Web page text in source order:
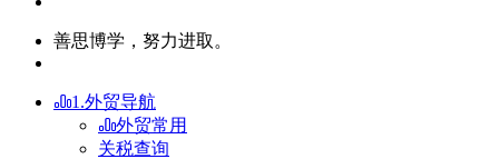
善思博学，努力进取。
1.外贸导航
外贸常用
关税查询